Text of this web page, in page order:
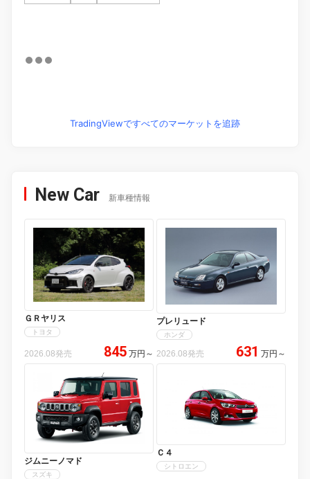
TradingViewですべてのマーケットを追跡
New Car 新車種情報
ＧＲヤリス
トヨタ
2026.08発売 845 万円 ～
プレリュード
ホンダ
2026.08発売 631 万円 ～
ジムニーノマド
スズキ
Ｃ４
シトロエン